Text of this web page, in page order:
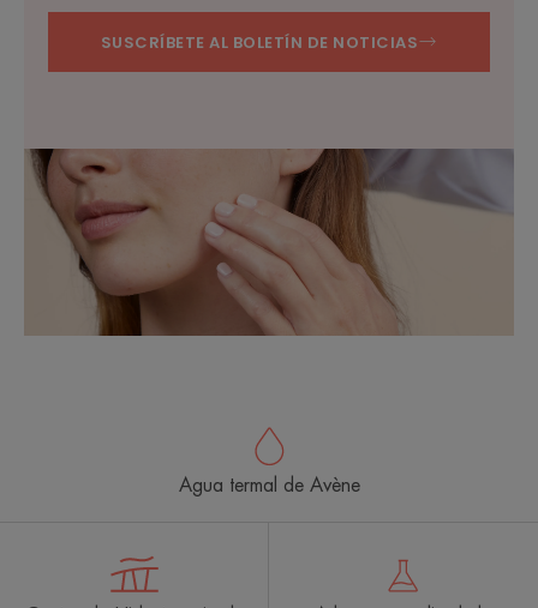
SUSCRÍBETE AL BOLETÍN DE NOTICIAS
Agua termal de Avène